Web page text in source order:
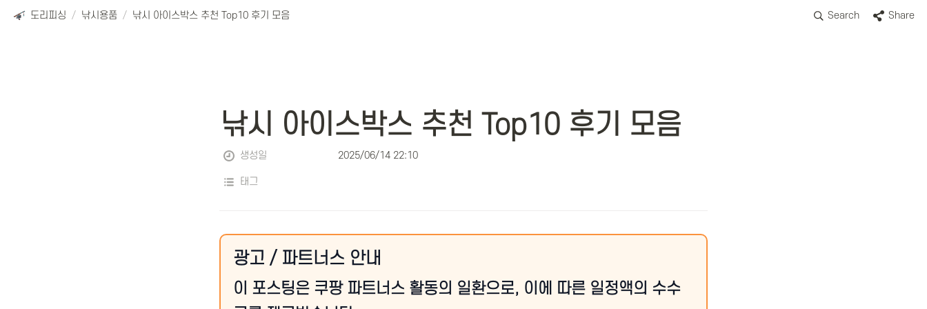
도리피싱 / 낚시용품 / 낚시 아이스박스 추천 Top10 후기 모음 Search Share
낚시 아이스박스 추천 Top10 후기 모음
생성일 2025/06/14 22:10
태그
광고 / 파트너스 안내
이 포스팅은 쿠팡 파트너스 활동의 일환으로, 이에 따른 일정액의 수수